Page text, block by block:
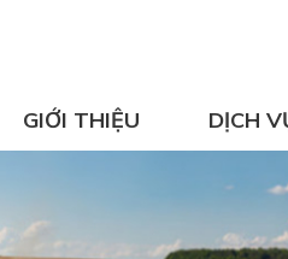
GIỚI THIỆU DỊCH